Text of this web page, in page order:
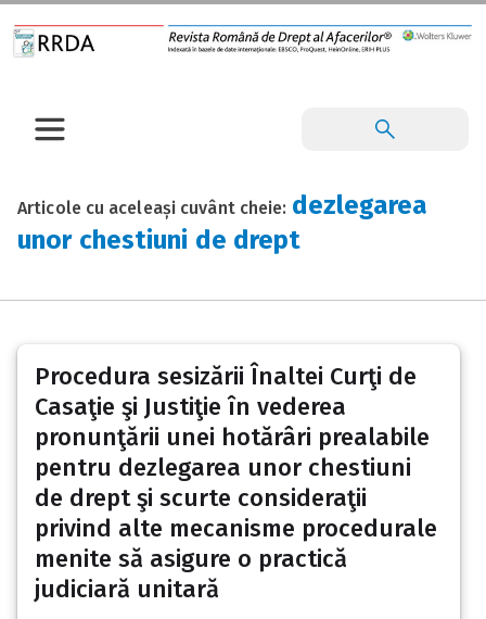
Articole cu aceleași cuvânt cheie: dezlegarea
unor chestiuni de drept
Procedura sesizării Înaltei Curţi de
Casaţie şi Justiţie în vederea
pronunţării unei hotărâri prealabile
pentru dezlegarea unor chestiuni
de drept şi scurte consideraţii
privind alte mecanisme procedurale
menite să asigure o practică
judiciară unitară